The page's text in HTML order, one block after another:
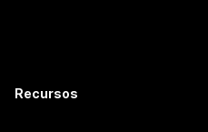
Recursos